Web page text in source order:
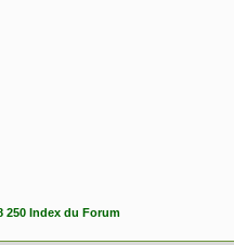
250 Index du Forum